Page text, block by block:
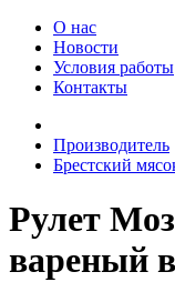
О нас
Новости
Условия работы
Контакты
Производитель
Брестский
Рулет
вареный